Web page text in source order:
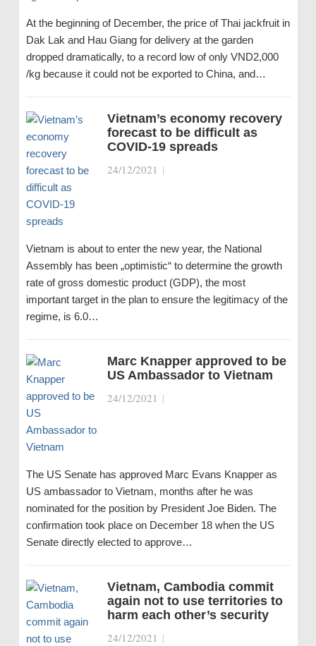
At the beginning of December, the price of Thai jackfruit in
Dak Lak and Hau Giang for delivery at the garden
dropped dramatically, to a record low of only VND2,000
/kg because it could not be exported to China, and…
Vietnam’s economy recovery
forecast to be difficult as
COVID-19 spreads
24/12/2021 |
Vietnam is about to enter the new year, the National
Assembly has been „optimistic“ to determine the growth
rate of gross domestic product (GDP), the most
important target in the plan to ensure the legitimacy of the
regime, is 6.0…
Marc Knapper approved to be
US Ambassador to Vietnam
24/12/2021 |
The US Senate has approved Marc Evans Knapper as
US ambassador to Vietnam, months after he was
nominated for the position by President Joe Biden. The
confirmation took place on December 18 when the US
Senate directly elected to approve…
Vietnam, Cambodia commit
again not to use territories to
harm each other’s security
24/12/2021 |